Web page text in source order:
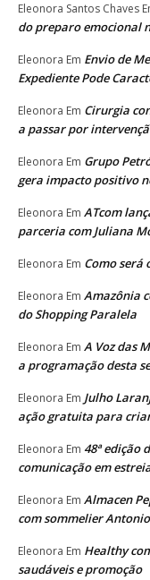
Eleonora Santos Chaves
do preparo emocional
Eleonora Em Envio de
Expediente Pode
Eleonora Em Cirurgia
a passar por
Eleonora Em Grupo
gera impacto positivo
Eleonora Em ATcom
parceria com Juliana
Eleonora Em Como será
Eleonora Em Amazônia
do Shopping Paralela
Eleonora Em A Voz das
a programação desta
Eleonora Em Julho
ação gratuita para
Eleonora Em 48ª edição
comunicação em
Eleonora Em Almacen
com sommelier
Eleonora Em Healthy
saudáveis e promoção